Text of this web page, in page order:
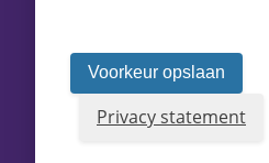
Voorkeur opslaan
Privacy statement